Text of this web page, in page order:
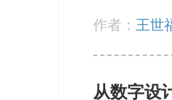
作者： 王世
从数字设